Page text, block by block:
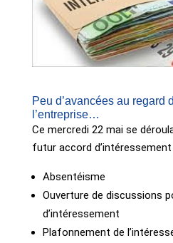
Peu d’avancées au regard
l’entreprise…
Ce mercredi 22 mai se
futur accord d’intéressement
Absentéisme
Ouverture de discussions
d’intéressement
Plafonnement de